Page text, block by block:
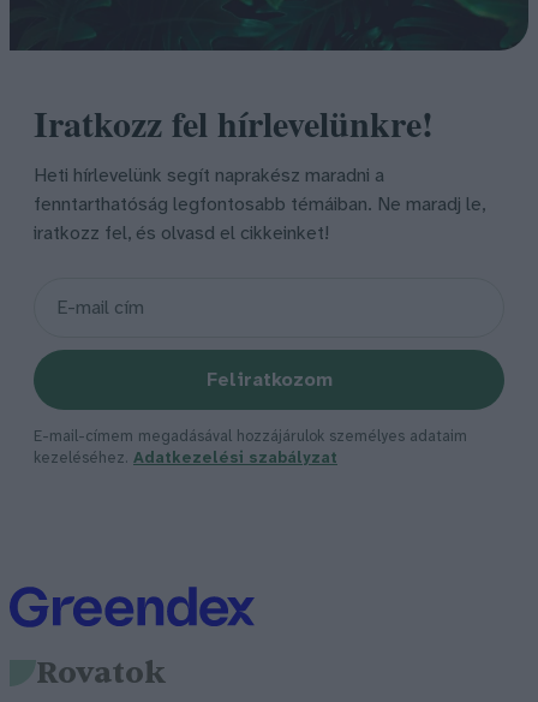
Iratkozz fel hírlevelünkre!
Heti hírlevelünk segít naprakész maradni a
fenntarthatóság legfontosabb témáiban. Ne maradj le,
iratkozz fel, és olvasd el cikkeinket!
Feliratkozom
E-mail-címem megadásával hozzájárulok személyes adataim
kezeléséhez. Adatkezelési szabályzat
Rovatok